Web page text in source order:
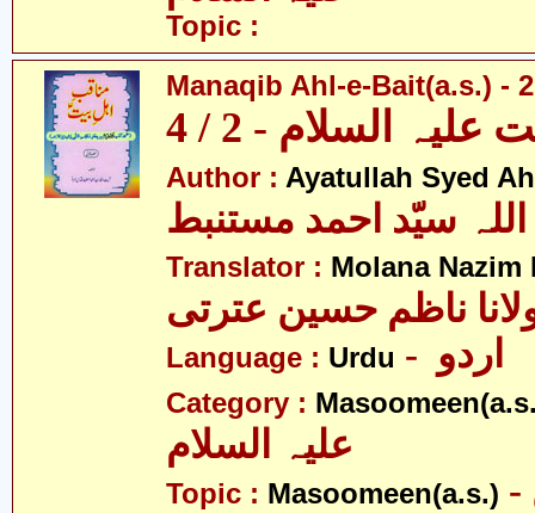
Topic :
Manaqib Ahl-e-Bait(a.s.) -
السلام - 2 / 4
Author : Ayatullah Syed
سیّد احمد مستنبط
Translator : Molana Nazim
ناظم حسین عترتی
Language : Urdu
Category :
Topic : Masoomeen(a.s.) - معصومین